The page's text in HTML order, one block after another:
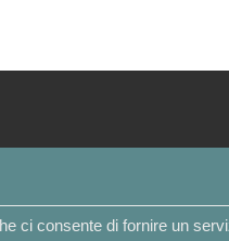
ci consente di fornire un